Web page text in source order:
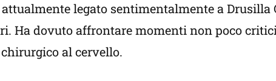
legato sentimentalmente a Drusilla
Ha dovuto affrontare momenti non poco
al cervello.